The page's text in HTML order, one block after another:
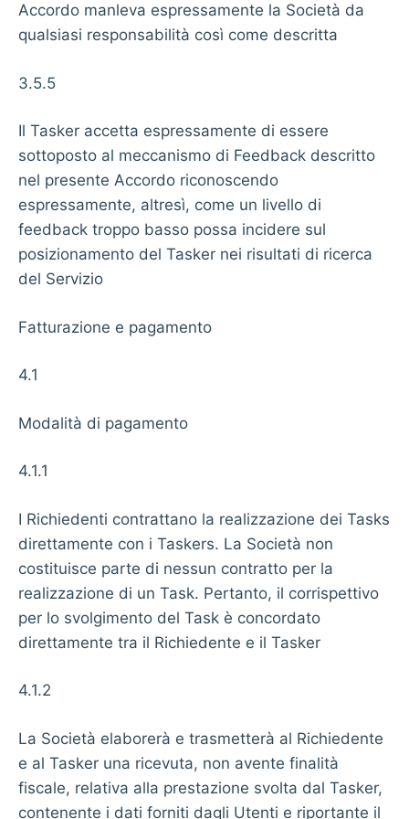
Accordo manleva espressamente la Società da
qualsiasi responsabilità così come descritta
3.5.5
Il Tasker accetta espressamente di essere
sottoposto al meccanismo di Feedback descritto
nel presente Accordo riconoscendo
espressamente, altresì, come un livello di
feedback troppo basso possa incidere sul
posizionamento del Tasker nei risultati di ricerca
del Servizio
Fatturazione e pagamento
4.1
Modalità di pagamento
4.1.1
I Richiedenti contrattano la realizzazione dei Tasks
direttamente con i Taskers. La Società non
costituisce parte di nessun contratto per la
realizzazione di un Task. Pertanto, il corrispettivo
per lo svolgimento del Task è concordato
direttamente tra il Richiedente e il Tasker
4.1.2
La Società elaborerà e trasmetterà al Richiedente
e al Tasker una ricevuta, non avente finalità
fiscale, relativa alla prestazione svolta dal Tasker,
contenente i dati forniti dagli Utenti e riportante il